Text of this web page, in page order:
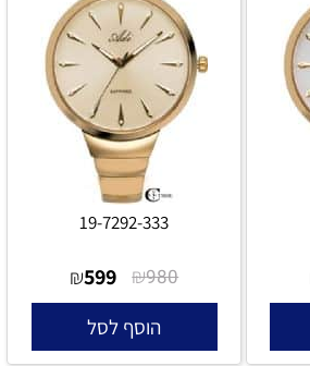
19-7292-333
₪980
₪599
הוסף לסל